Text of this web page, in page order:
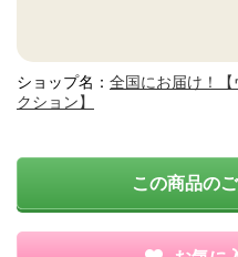
ショップ名： 全国にお届け！
クション】
この商品の